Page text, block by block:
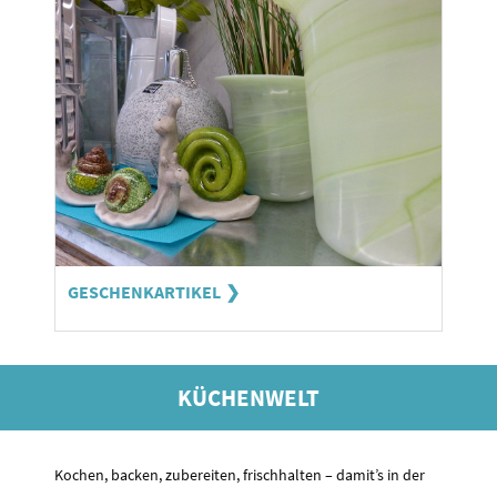
GESCHENKARTIKEL
KÜCHENWELT
Kochen, backen, zubereiten, frischhalten – damit’s in der